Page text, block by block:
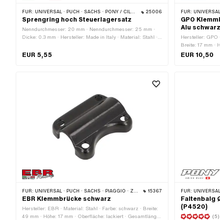
FÜR: UNIVERSAL · PUCH · SACHS · PONY / CILO (BETA 521 & 512) · PIAGGIO · ZÜNDAPP BELMONDO · TOMOS 25006
Sprengring hoch Steuerlagersatz
Nenndurchmesser: 20 mm · Nenndurchmesser: 25 mm ·
Dicke: 0.3 mm · Hersteller: Made in Italy · Material: Stahl ·
EUR 5,55
FÜR: UNIVERSAL ·
GPO
Alu schwarz
Hersteller: GPO
Breite: 17 mm ·
Gesamtlänge:
EUR 10,50
FÜR: UNIVERSAL · PUCH · SACHS · PIAGGIO · ZÜNDAPP BELMONDO 15367
EBR Klemmbrücke schwarz
Hersteller: EBR · Material: Stahl · Farbe: schwarz · Breite:
49 mm · Höhe: 17 mm · Oberfläche: lackiert · Gesamtlänge:
FÜR:
Faltenbalg
(P4520)
(5)